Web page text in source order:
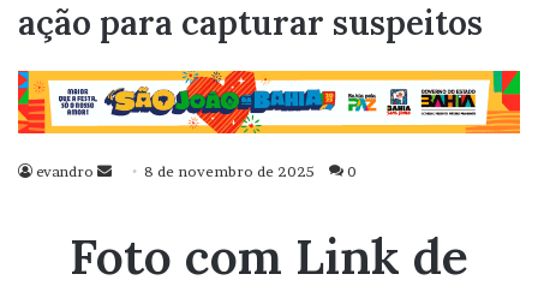
ação para capturar suspeitos
evandro
Mande
mail
8 de novembro de 2025 0
Foto com Link de